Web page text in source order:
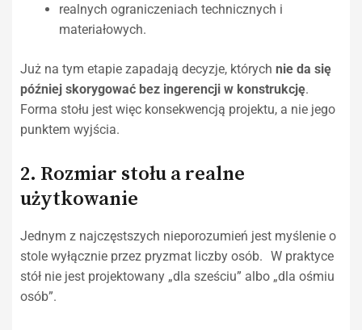
realnych ograniczeniach technicznych i
materiałowych.
Już na tym etapie zapadają decyzje, których nie da się
później skorygować bez ingerencji w konstrukcję.
Forma stołu jest więc konsekwencją projektu, a nie jego
punktem wyjścia.
2. Rozmiar stołu a realne
użytkowanie
Jednym z najczęstszych nieporozumień jest myślenie o
stole wyłącznie przez pryzmat liczby osób. W praktyce
stół nie jest projektowany „dla sześciu” albo „dla ośmiu
osób”.